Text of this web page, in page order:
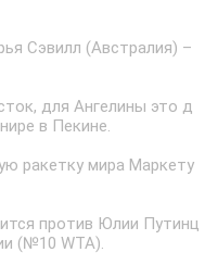
Сэвилл (Австралия) –
для Ангелины это д
в Пекине.
ракетку мира Маркету
против Юлии Путинц
(№10 WTA).